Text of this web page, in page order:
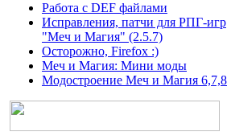
Работа с DEF файлами
Исправления, патчи для РПГ-игр
"Меч и Магия" (2.5.7)
Осторожно, Firefox :)
Меч и Магия: Мини моды
Модостроение Mеч и Mагия 6,7,8